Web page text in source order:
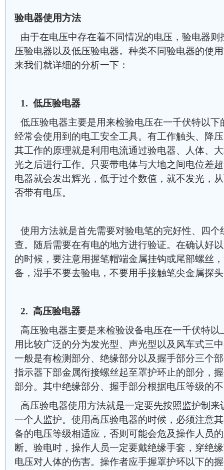
验电器使用方法
由于在电压中存在着不同情况的电压，验电器
压验电器以及低压验电器。种类不同验电器的使
来我们就详细的分析一下：
1. 低压验电器
低压验电器主要是用来检验电压在一千伏特以
经常会使用到的电工安全工具。有工作触头、降
其工作的原理就是利用电流通过验电器、人体、
光之后进行工作。只要带电体与大地之间电位差
电器就会发出辉光，低于过个数值，就不发光，
否带有电压。
使用方法就是首先需要对验电笔的完好性、四
查。随后需要在有电的地方进行验证。在确认好
的时候，要注意用握笔帽端金属挂钩或尾部螺丝
备，湿手不要去验电，不要用手接触笔尖金属探
2. 高压验电器
高压验电器主要是来检验设备电压在一千伏特
用比较广泛的分为发光型、声光型以及风车式三
一般是有检测部分、绝缘部分以及握手部分三个
指示器下部金属衔接螺丝起至罩护环止的部分，
部分。其中绝缘部分、握手部分根据电压等级的
高压验电器使用方法就是一定要先按照监护制
一个人监护。使用高压验电器的时候，必须注意
备的电压等级相适应，否则可能会危及操作人员
断。验电时，操作人员一定要戴绝缘手套，穿绝
电压对人体的伤害。操作者应手握罩护环以下的